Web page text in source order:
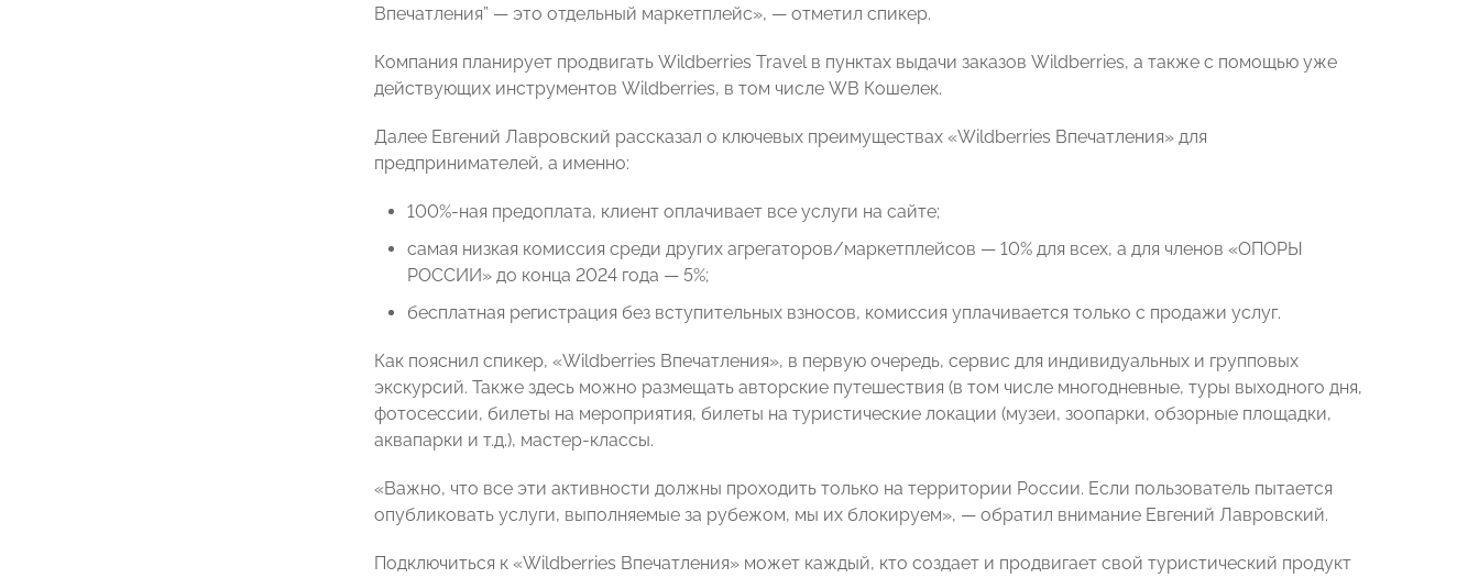
Впечатления” — это отдельный маркетплейс», — отметил спикер.
Компания планирует продвигать Wildberries Travel в пунктах выдачи заказов Wildberries, а также с помощью уже
действующих инструментов Wildberries, в том числе WB Кошелек.
Далее Евгений Лавровский рассказал о ключевых преимуществах «Wildberries Впечатления» для
предпринимателей, а именно:
100%-ная предоплата, клиент оплачивает все услуги на сайте;
самая низкая комиссия среди других агрегаторов/маркетплейсов — 10% для всех, а для членов «ОПОРЫ
РОССИИ» до конца 2024 года — 5%;
бесплатная регистрация без вступительных взносов, комиссия уплачивается только с продажи услуг.
Как пояснил спикер, «Wildberries Впечатления», в первую очередь, сервис для индивидуальных и групповых
экскурсий. Также здесь можно размещать авторские путешествия (в том числе многодневные, туры выходного дня,
фотосессии, билеты на мероприятия, билеты на туристические локации (музеи, зоопарки, обзорные площадки,
аквапарки и т.д.), мастер-классы.
«Важно, что все эти активности должны проходить только на территории России. Если пользователь пытается
опубликовать услуги, выполняемые за рубежом, мы их блокируем», — обратил внимание Евгений Лавровский.
Подключиться к «Wildberries Впечатления» может каждый, кто создает и продвигает свой туристический продукт